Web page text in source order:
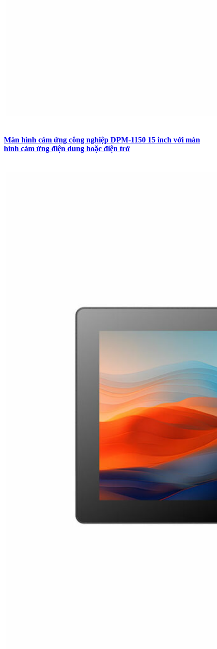
Màn hình cảm ứng công nghiệp DPM-1150 15 inch với màn
hình cảm ứng điện dung hoặc điện trở